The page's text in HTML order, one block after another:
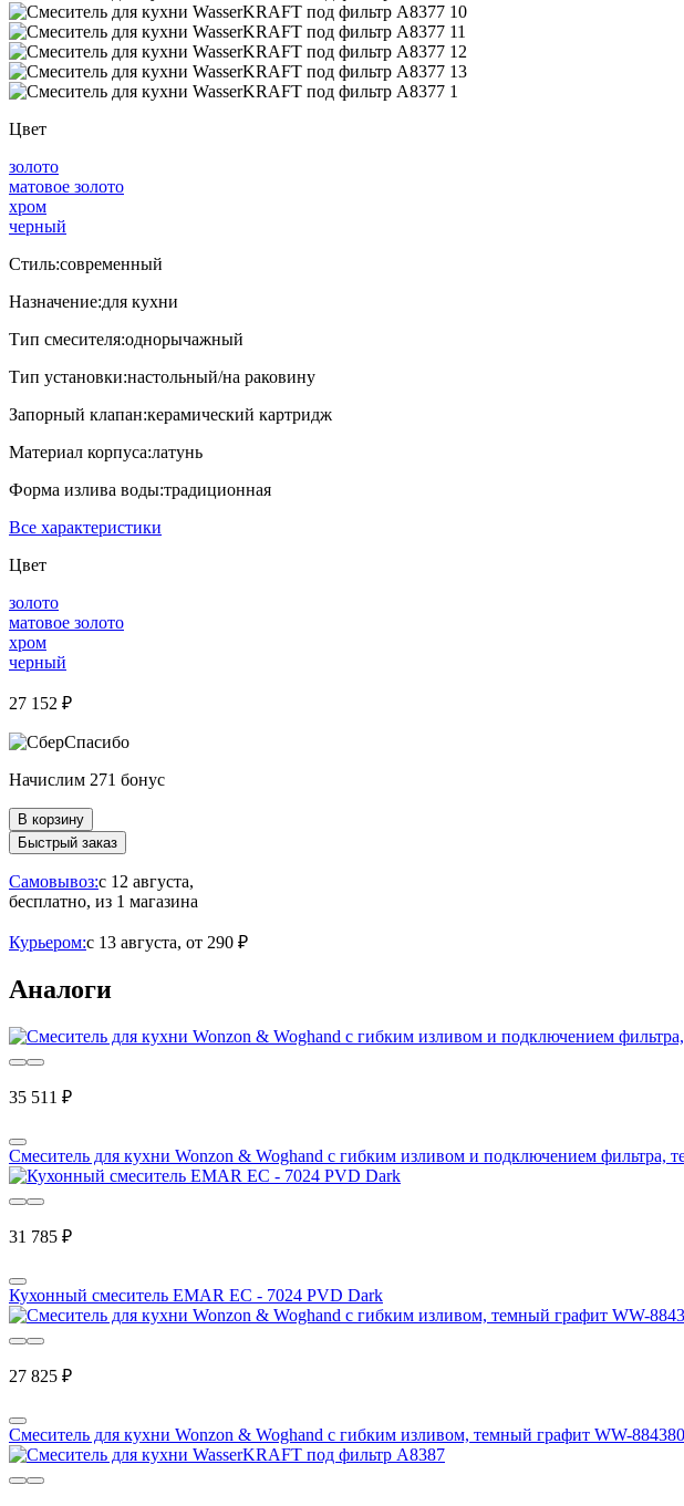
Цвет
золото
матовое золото
хром
черный
Стиль:современный
Назначение:для кухни
Тип смесителя:однорычажный
Тип установки:настольный/на раковину
Запорный клапан:керамический картридж
Материал корпуса:латунь
Форма излива воды:традиционная
Все характеристики
Цвет
золото
матовое золото
хром
черный
27 152 ₽
Начислим 271 бонус
В корзину
Быстрый заказ
Самовывоз:c 12 августа,
бесплатно, из 1 магазина
Курьером:c 13 августа, от 290 ₽
Аналоги
35 511 ₽
Смеситель для кухни Wonzon & Woghand с гибким изливом и подключением фильтра,
31 785 ₽
Кухонный смеситель EMAR ЕС - 7024 PVD Dark
27 825 ₽
Смеситель для кухни Wonzon & Woghand с гибким изливом, темный графит WW-